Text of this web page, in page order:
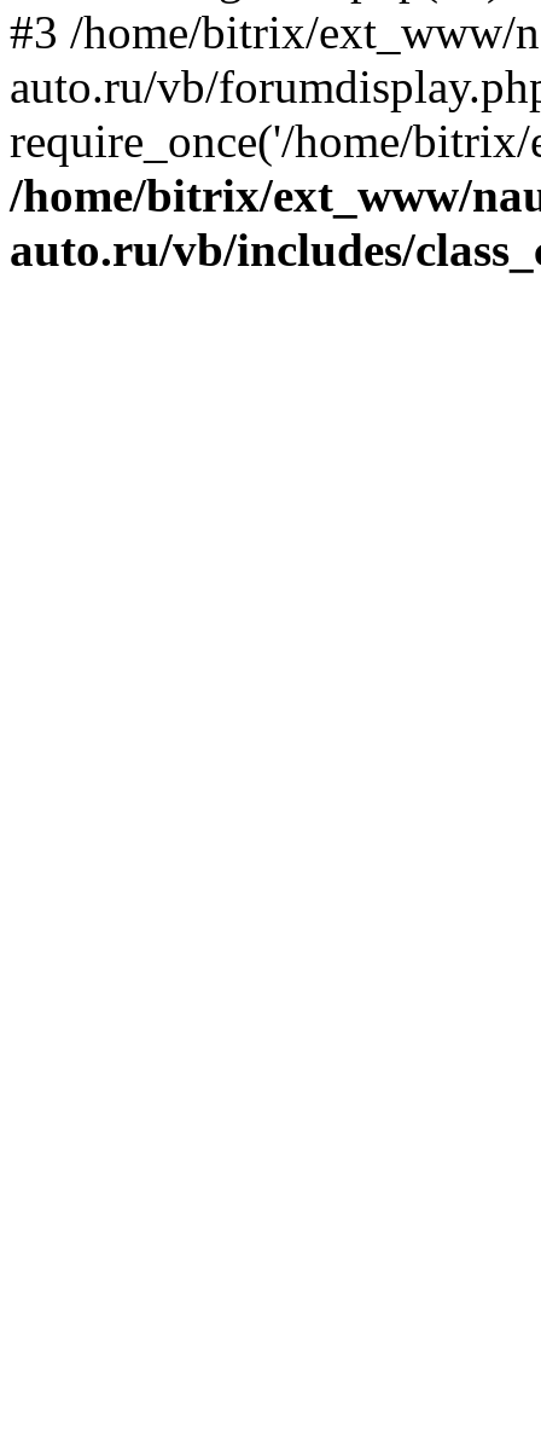
#3 /home/bitrix/ext_www/
auto.ru/vb/
require_once('/home/
/home/bitrix/ext_www/
auto.ru/vb/includes/